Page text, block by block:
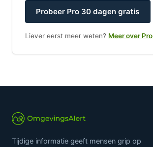
Probeer Pro 30 dagen gratis
Liever eerst meer weten? Meer over Pro
Tijdige informatie geeft mensen grip op